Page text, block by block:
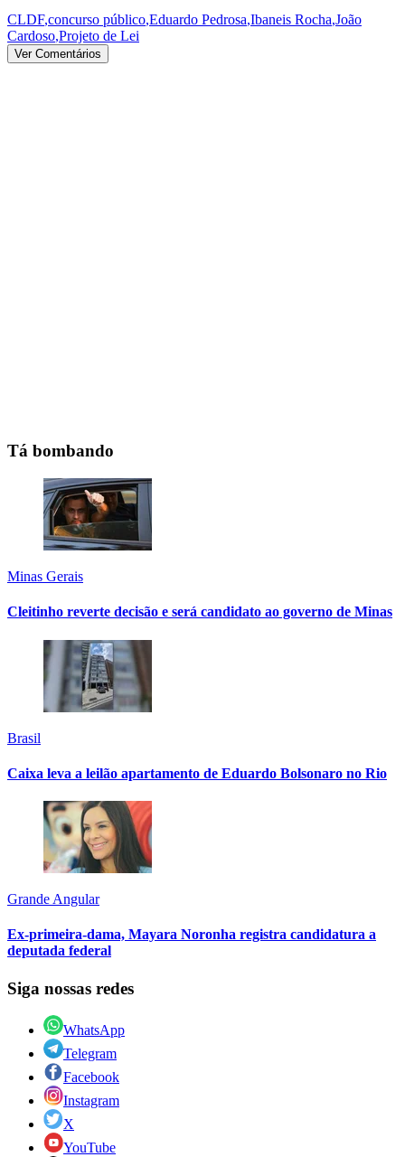
CLDF,concurso público,Eduardo Pedrosa,Ibaneis Rocha,João
Cardoso,Projeto de Lei
Ver Comentários
Tá bombando
Minas Gerais
Cleitinho reverte decisão e será candidato ao governo de Minas
Brasil
Caixa leva a leilão apartamento de Eduardo Bolsonaro no Rio
Grande Angular
Ex-primeira-dama, Mayara Noronha registra candidatura a
deputada federal
Siga nossas redes
WhatsApp
Telegram
Facebook
Instagram
X
YouTube